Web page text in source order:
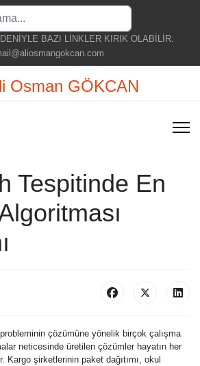
BAZI LİNKLER KIRIK OLABİLİR.
Osman GÖKCAN
Tespitinde En
çözümüne yönelik birçok çalışma
neticesinde üretilen çözümler hayatın her
Kargo şirketlerinin paket dağıtımı, okul